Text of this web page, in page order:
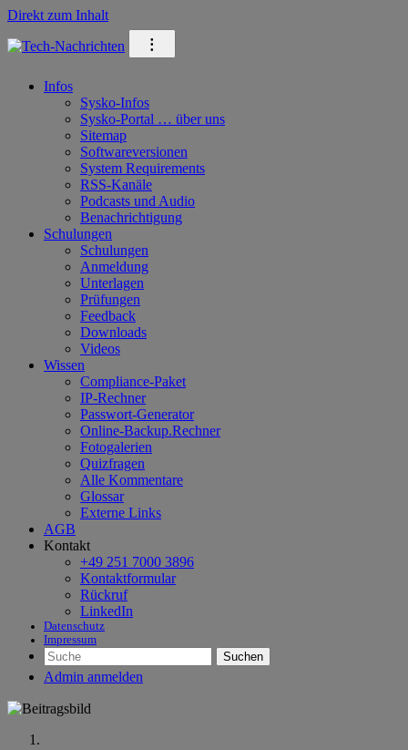
Direkt zum Inhalt
⁝
Infos
Sysko-Infos
Sysko-Portal … über uns
Sitemap
Softwareversionen
System Requirements
RSS-Kanäle
Podcasts und Audio
Benachrichtigung
Schulungen
Schulungen
Anmeldung
Unterlagen
Prüfungen
Feedback
Downloads
Videos
Wissen
Compliance-Paket
IP-Rechner
Passwort-Generator
Online-Backup.Rechner
Fotogalerien
Quizfragen
Alle Kommentare
Glossar
Externe Links
AGB
Kontakt
+49 251 7000 3896
Kontaktformular
Rückruf
LinkedIn
Datenschutz
Impressum
Suchen
Admin anmelden